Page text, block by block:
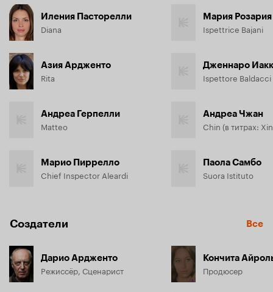
Иления Пасторелли
Diana
Азия Ардженто
Rita
Андреа Герпелли
Matteo
Марио Пиррелло
Chief Inspector Aleardi
Мария
Ispettrice Bajani
Дженнаро
Ispettore Baldacci
Андреа Чжан
Chin (в титрах:
Паола Самбо
Suora Istituto
Создатели Все
Дарио Ардженто
Режиссёр, Сценарист
Кончита
Продюсер